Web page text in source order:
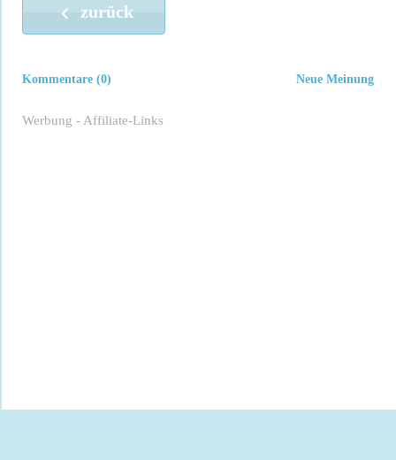
zurück
Neue Meinung
Kommentare (0)
Werbung - Affiliate-Links